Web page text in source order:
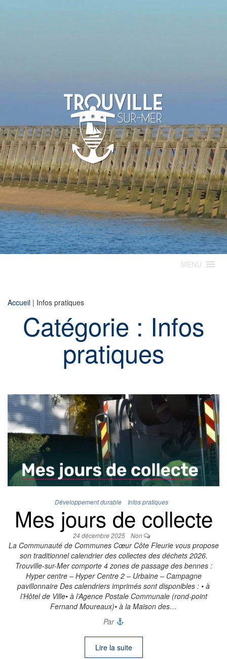
TROUVILLE-
SUR-MER
MENU
Accueil | Infos pratiques
Catégorie : Infos
pratiques
Développement durable Infos pratiques
Mes jours de collecte
24 décembre 2025 Non
La Communauté de Communes Cœur Côte Fleurie vous propose
son traditionnel calendrier des collectes des déchets 2026.
Trouville-sur-Mer comporte 4 zones de passage des bennes :
Hyper centre – Hyper Centre 2 – Urbaine – Campagne
pavillonnaire Des calendriers imprimés sont disponibles : • à
l’Hôtel de Ville• à l’Agence Postale Communale (rond-point
Fernand Moureaux)• à la Maison des…
Par
Lire la suite